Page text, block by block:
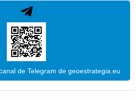
de Telegram de geoestrategia.eu